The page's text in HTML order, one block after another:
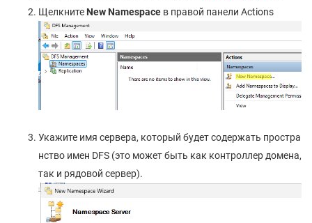
Щелкните New Namespace в правой панели Actions
Укажите имя сервера, который будет содержать простра
нство имен DFS (это может быть как контроллер домена,
так и рядовой сервер).